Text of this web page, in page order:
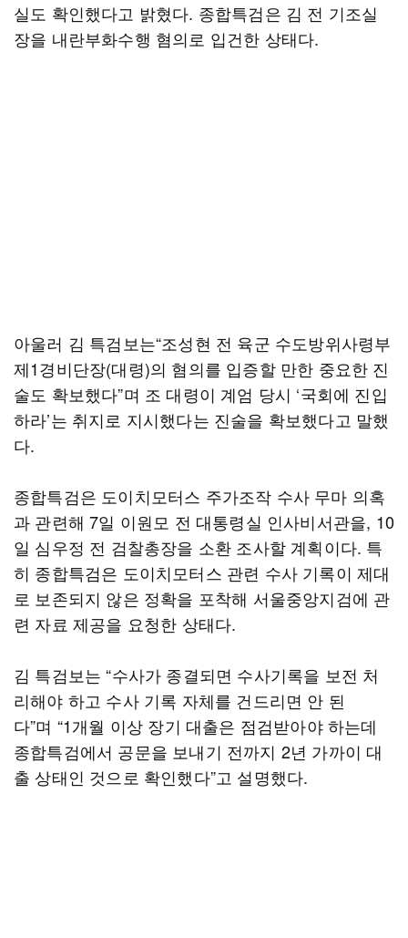
실도 확인했다고 밝혔다. 종합특검은 김 전 기조실
장을 내란부화수행 혐의로 입건한 상태다.
아울러 김 특검보는“조성현 전 육군 수도방위사령부
제1경비단장(대령)의 혐의를 입증할 만한 중요한 진
술도 확보했다”며 조 대령이 계엄 당시 ‘국회에 진입
하라’는 취지로 지시했다는 진술을 확보했다고 말했
다.
종합특검은 도이치모터스 주가조작 수사 무마 의혹
과 관련해 7일 이원모 전 대통령실 인사비서관을, 10
일 심우정 전 검찰총장을 소환 조사할 계획이다. 특
히 종합특검은 도이치모터스 관련 수사 기록이 제대
로 보존되지 않은 정확을 포착해 서울중앙지검에 관
련 자료 제공을 요청한 상태다.
김 특검보는 “수사가 종결되면 수사기록을 보전 처
리해야 하고 수사 기록 자체를 건드리면 안 된
다”며 “1개월 이상 장기 대출은 점검받아야 하는데
종합특검에서 공문을 보내기 전까지 2년 가까이 대
출 상태인 것으로 확인했다”고 설명했다.